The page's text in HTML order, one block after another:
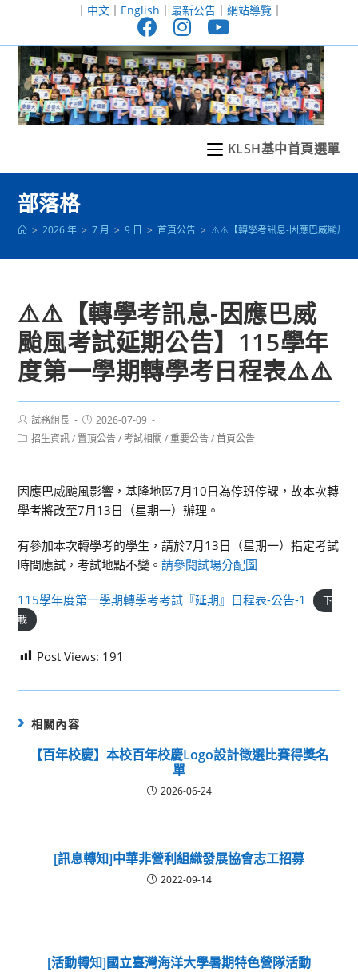
至
｜ 中文｜ English ｜ 最新公告｜ 網站導覽｜
KLSH基中首頁選單
部落格
> 2026 年 > 7 月 > 9 日 > 首頁公告 > ⚠️⚠️【轉學考訊息-因應巴威颱風
⚠️⚠️【轉學考訊息-因應巴威
颱風考試延期公告】115學年
度第一學期轉學考日程表⚠️⚠️
Post
author:
試務組長
Post
published:
2026-07-09
Post招生資訊 / 置頂公告 / 考試相關 / 重要公告 / 首頁公告
因應巴威颱風影響，基隆地區7月10日為停班停課，故本次轉
學考將改至7月13日（星期一）辦理。
有參加本次轉學考的學生，請於7月13日（星期一）指定考試
時間應試，考試地點不變。請參閱試場分配圖
115學年度第一學期轉學考考試『延期』日程表-公告-1
下
載
Post Views: 191
相關內容
【百年校慶】本校百年校慶Logo設計徵選比賽得獎名
單
2026-06-24
[訊息轉知]中華非營利組織發展協會志工招募
2022-09-14
[活動轉知]國立臺灣海洋大學暑期特色營隊活動